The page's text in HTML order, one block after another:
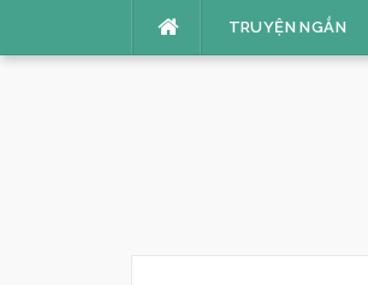
TRUYỆN NGẮN